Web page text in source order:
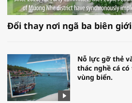
Đổi thay nơi ngã ba biên
Nỗ lực gỡ thẻ
thác nghề cá
vùng biển.